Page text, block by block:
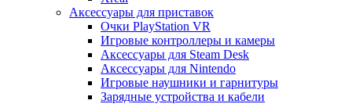
Аксессуары для приставок
Очки PlayStation VR
Игровые контроллеры и камеры
Аксессуары для Steam Desk
Аксессуары для Nintendo
Игровые наушники и гарнитуры
Зарядные устройства и кабели